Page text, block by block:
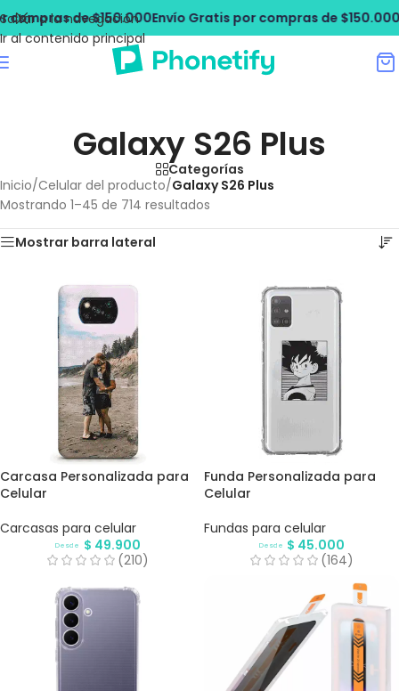
Saltar a la navegación
Ir al contenido principal
de $150.000Envío Gratis por compras de $150.000 Envío
Galaxy S26 Plus
Categorías
Inicio/Celular del producto/Galaxy S26 Plus
Mostrando 1–45 de 714 resultados
Mostrar barra lateral
Carcasa Personalizada para
Celular
Carcasas para celular
Desde $ 49.900
(210)
Funda Personalizada para
Celular
Fundas para celular
Desde $ 45.000
(164)